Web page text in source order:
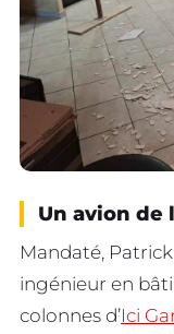
Un avion de
Mandaté,
ingénieur en
colonnes d’Ici